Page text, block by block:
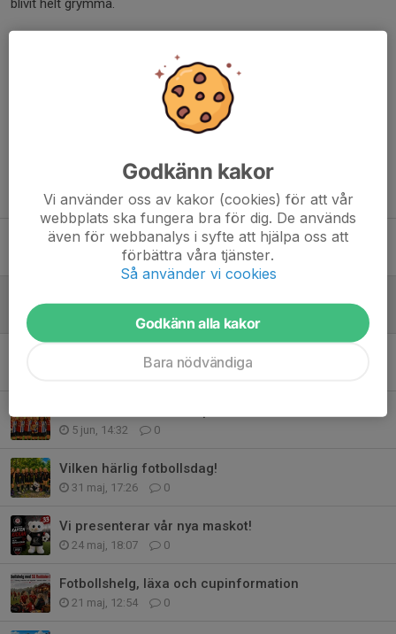
blivit helt grymma.
Tidigare nyheter
Vilken start på höstsäsongen!
2 aug, 18:11 1
1
5 jun, 14:32 0
Vilken härlig fotbollsdag!
31 maj, 17:26 0
Vi presenterar vår nya maskot!
24 maj, 18:07 0
Fotbollshelg, läxa och cupinformation
21 maj, 12:54 0
Godkänn kakor
Vi använder oss av kakor (cookies) för att vår
webbplats ska fungera bra för dig. De används
även för webbanalys i syfte att hjälpa oss att
förbättra våra tjänster.
Så använder vi cookies
Godkänn alla kakor
Bara nödvändiga